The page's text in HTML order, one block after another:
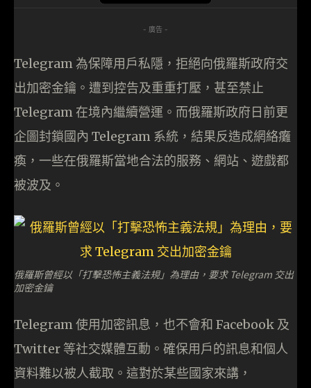
- 廣告 -
Telegram 為保障用戶私隱，拒絕向俄羅斯政府交
出加密金鑰。遭到控告及重重打壓，甚至禁止
Telegram 在境內繼續營運。而俄羅斯政府日前更
企圖封鎖國內 Telegram 系統，結果反造成網絡癱
瘓，一些在俄羅斯當地合法的服務、網站、遊戲都
被波及。
俄羅斯曾經以「打擊恐怖主義法規」為理由，要求 Telegram 交出
加密金鑰
Telegram 使用加密訊息，也不會和 Facebook 及
Twitter 等社交媒體互動。確保用戶的訊息和個人
資料難以被人截取。這對於某些國家來講，